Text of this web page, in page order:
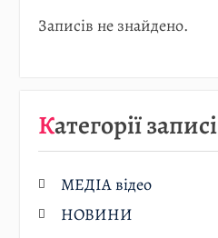
Записів не знайдено.
Категорії
МЕДІА відео
НОВИНИ